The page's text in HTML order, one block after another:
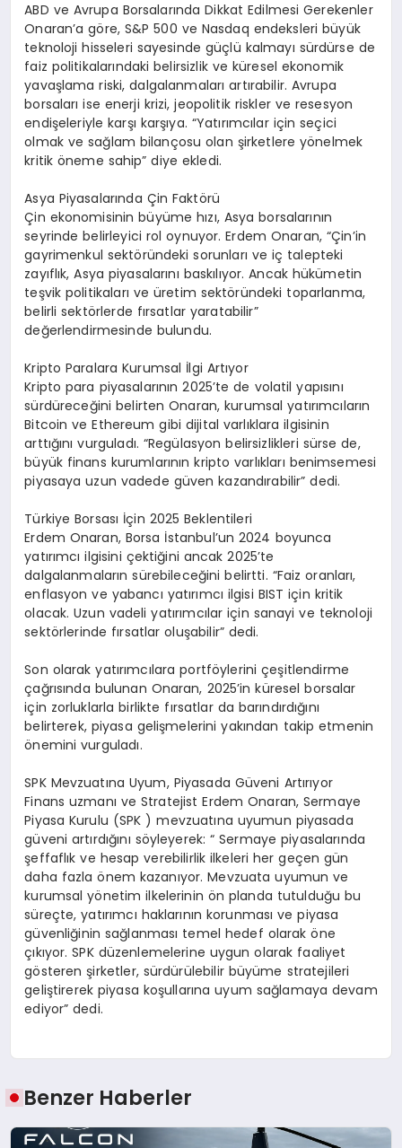
ABD ve Avrupa Borsalarında Dikkat Edilmesi Gerekenler
Onaran’a göre, S&P 500 ve Nasdaq endeksleri büyük
teknoloji hisseleri sayesinde güçlü kalmayı sürdürse de
faiz politikalarındaki belirsizlik ve küresel ekonomik
yavaşlama riski, dalgalanmaları artırabilir. Avrupa
borsaları ise enerji krizi, jeopolitik riskler ve resesyon
endişeleriyle karşı karşıya. “Yatırımcılar için seçici
olmak ve sağlam bilançosu olan şirketlere yönelmek
kritik öneme sahip” diye ekledi.
Asya Piyasalarında Çin Faktörü
Çin ekonomisinin büyüme hızı, Asya borsalarının
seyrinde belirleyici rol oynuyor. Erdem Onaran, “Çin’in
gayrimenkul sektöründeki sorunları ve iç talepteki
zayıflık, Asya piyasalarını baskılıyor. Ancak hükümetin
teşvik politikaları ve üretim sektöründeki toparlanma,
belirli sektörlerde fırsatlar yaratabilir”
değerlendirmesinde bulundu.
Kripto Paralara Kurumsal İlgi Artıyor
Kripto para piyasalarının 2025’te de volatil yapısını
sürdüreceğini belirten Onaran, kurumsal yatırımcıların
Bitcoin ve Ethereum gibi dijital varlıklara ilgisinin
arttığını vurguladı. “Regülasyon belirsizlikleri sürse de,
büyük finans kurumlarının kripto varlıkları benimsemesi
piyasaya uzun vadede güven kazandırabilir” dedi.
Türkiye Borsası İçin 2025 Beklentileri
Erdem Onaran, Borsa İstanbul’un 2024 boyunca
yatırımcı ilgisini çektiğini ancak 2025’te
dalgalanmaların sürebileceğini belirtti. “Faiz oranları,
enflasyon ve yabancı yatırımcı ilgisi BIST için kritik
olacak. Uzun vadeli yatırımcılar için sanayi ve teknoloji
sektörlerinde fırsatlar oluşabilir” dedi.
Son olarak yatırımcılara portföylerini çeşitlendirme
çağrısında bulunan Onaran, 2025’in küresel borsalar
için zorluklarla birlikte fırsatlar da barındırdığını
belirterek, piyasa gelişmelerini yakından takip etmenin
önemini vurguladı.
SPK Mevzuatına Uyum, Piyasada Güveni Artırıyor
Finans uzmanı ve Stratejist Erdem Onaran, Sermaye
Piyasa Kurulu (SPK ) mevzuatına uyumun piyasada
güveni artırdığını söyleyerek: “ Sermaye piyasalarında
şeffaflık ve hesap verebilirlik ilkeleri her geçen gün
daha fazla önem kazanıyor. Mevzuata uyumun ve
kurumsal yönetim ilkelerinin ön planda tutulduğu bu
süreçte, yatırımcı haklarının korunması ve piyasa
güvenliğinin sağlanması temel hedef olarak öne
çıkıyor. SPK düzenlemelerine uygun olarak faaliyet
gösteren şirketler, sürdürülebilir büyüme stratejileri
geliştirerek piyasa koşullarına uyum sağlamaya devam
ediyor” dedi.
Benzer Haberler